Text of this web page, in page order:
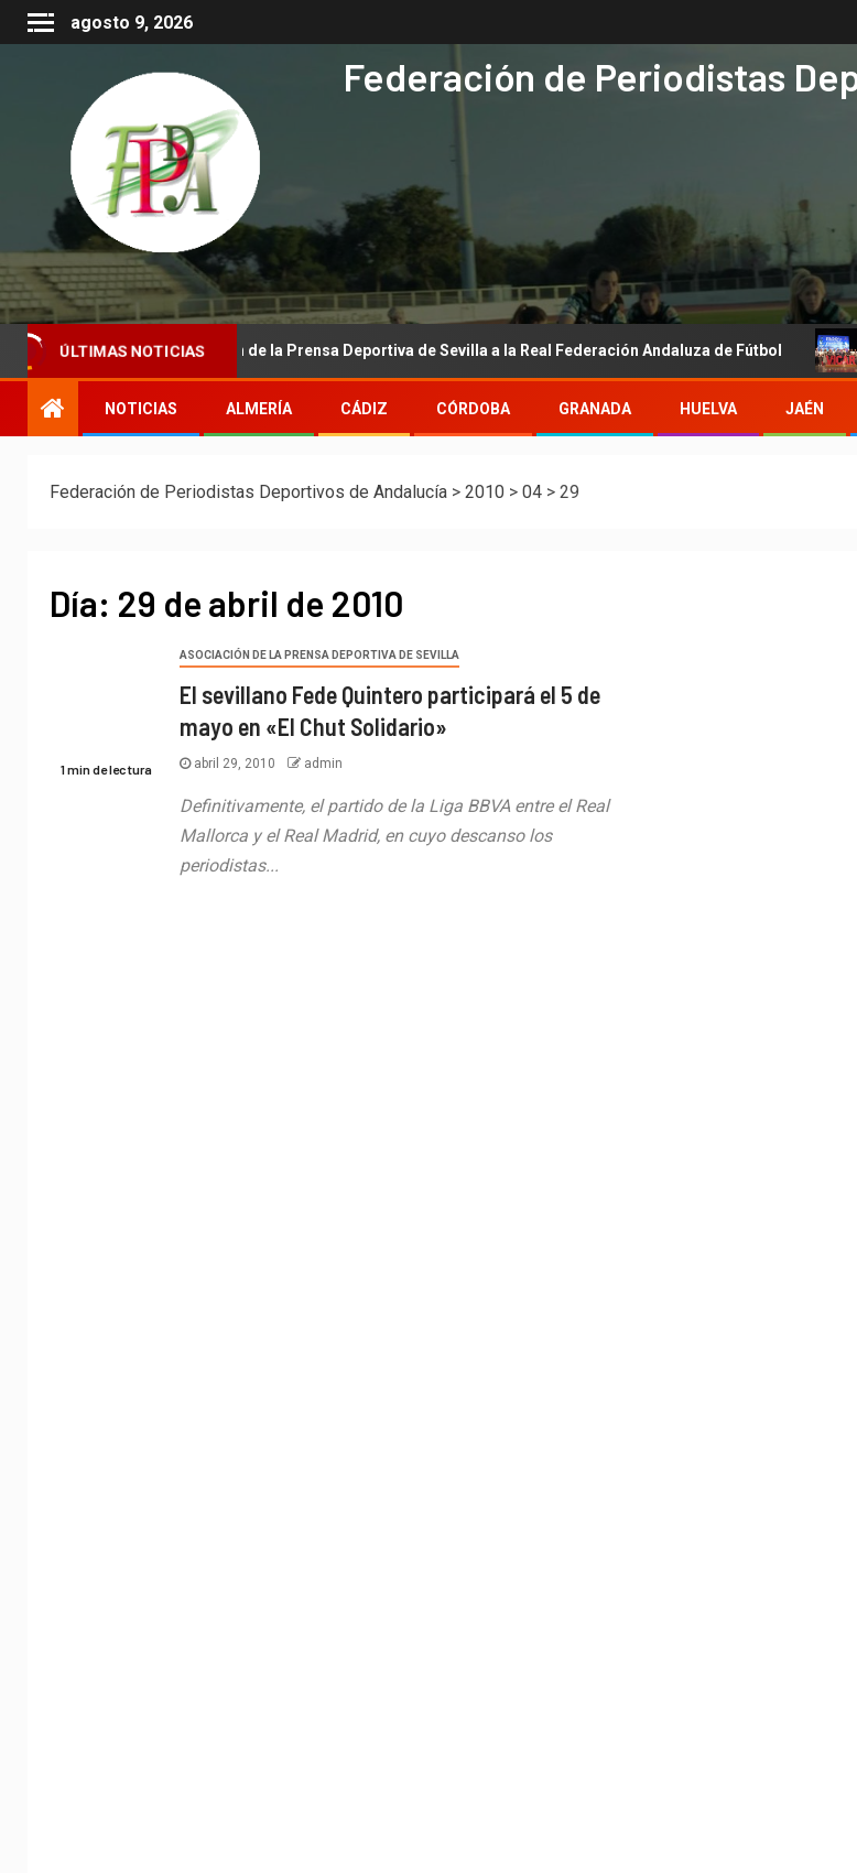
agosto 9, 2026
Federación de Periodistas
ÚLTIMAS NOTICIAS
de la Asociación de la Prensa Deportiva de Sevilla a la Real Federación Andaluza de Fútbol La
NOTICIAS ALMERÍA CÁDIZ CÓRDOBA GRANADA HUELVA JAÉN
Federación de Periodistas Deportivos de Andalucía > 2010 > 04 > 29
Día: 29 de abril de 2010
1 min de lectura
ASOCIACIÓN DE LA PRENSA DEPORTIVA DE SEVILLA
El sevillano Fede Quintero participará el 5 de
mayo en «El Chut Solidario»
abril 29, 2010 admin
Definitivamente, el partido de la Liga BBVA entre el Real
Mallorca y el Real Madrid, en cuyo descanso los
periodistas...